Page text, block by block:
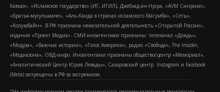
Кавказ», «Исламское государство» (ИГ, ИГИЛ), Джебхад-ан-Нусра, «АУМ Синрике»,
«Братья-мусульмане», «Аль-Каида в странах исламского Магриба», «Сеть»,
«Колумбайн». В РФ признана нежелательной деятельность «Открытой России»,
издания «Проект Медиа». СМИ-иноагентами признаны: телеканал «Дождь»,
«Медуза», «Важные истории», «Голос Америки», радио «Свобода», The Insider,
«Медиазона», ОВД-инфо. Иноагентами признаны общество/центр «Мемориал»,
«Аналитический Центр Юрия Левады», Сахаровский центр. Instagram и Facebook
(Metа) запрещены в РФ за экстремизм.